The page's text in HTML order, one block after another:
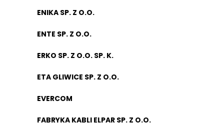
ENIKA SP. Z O.O.
ENTE SP. Z O.O.
ERKO SP. Z O.O. SP. K.
ETA GLIWICE SP. Z O.O.
EVERCOM
FABRYKA KABLI ELPAR SP. Z O.O.